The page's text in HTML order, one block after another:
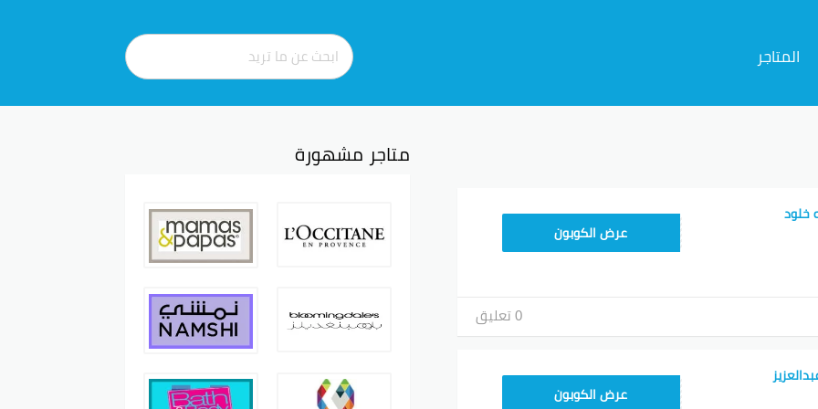
المتاجر
خلود
RRF24عرض الكوبون
0 تعليق
RRF24عرض الكوبون
متاجر مشهورة